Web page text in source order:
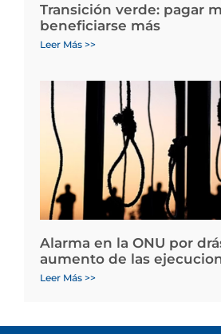
Transición verde: pagar
beneficiarse más
Leer Más >>
Alarma en la ONU por
aumento de las
Leer Más >>